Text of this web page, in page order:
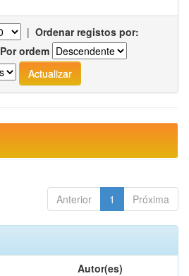
| Ordenar registos por:
Por ordem
Anterior 1 Próxima
Autor(es)